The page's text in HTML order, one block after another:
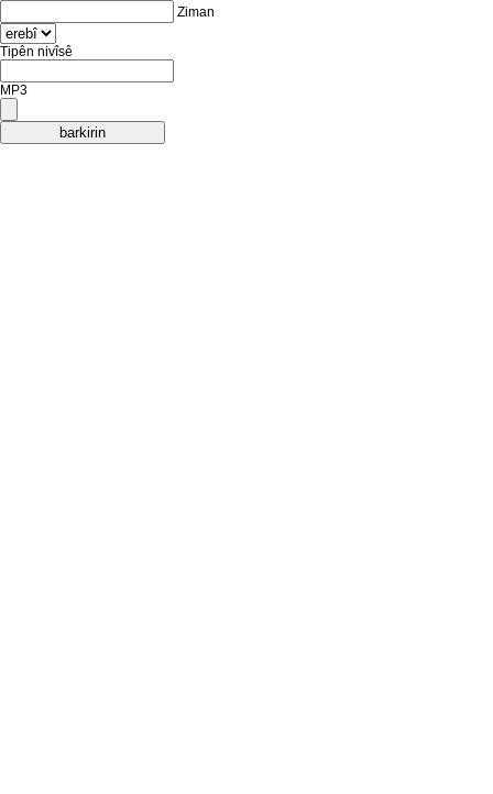
Ziman
Tipên nivîsê
MP3